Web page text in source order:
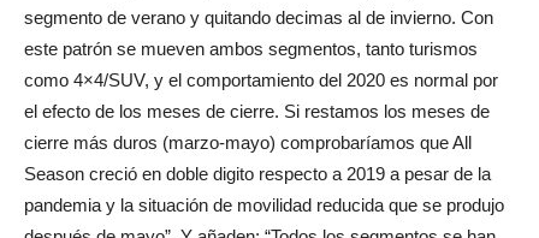
segmento de verano y quitando decimas al de invierno. Con
este patrón se mueven ambos segmentos, tanto turismos
como 4×4/SUV, y el comportamiento del 2020 es normal por
el efecto de los meses de cierre. Si restamos los meses de
cierre más duros (marzo-mayo) comprobaríamos que All
Season creció en doble digito respecto a 2019 a pesar de la
pandemia y la situación de movilidad reducida que se produjo